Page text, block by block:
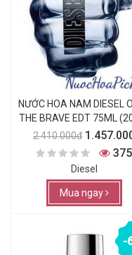
NƯỚC HOA NAM DIESEL
THE BRAVE EDT 75ML
2.410.000đ
375
Diesel
Mua ngay
-